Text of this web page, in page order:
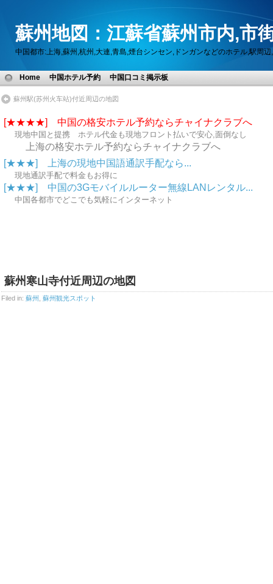
蘇州地図：江蘇省蘇州市内,市
中国都市:上海,蘇州,杭州,大連,青島,煙台シンセン,ドンガンなどのホテル,駅周
Home 中国ホテル予約 中国口コミ掲示板
蘇州駅(苏州火车站)付近周辺の地図
[★★★★] 中国の格安ホテル予約ならチャイナクラブへ
現地中国と提携 ホテル代金も現地フロント払いで安心,面倒なし
上海の格安ホテル予約ならチャイナクラブへ
[★★★] 上海の現地中国語通訳手配なら...
現地通訳手配で料金もお得に
[★★★] 中国の3Gモバイルルーター無線LANレンタル...
中国各都市でどこでも気軽にインターネット
蘇州寒山寺付近周辺の地図
Filed in: 蘇州 蘇州観光スポット